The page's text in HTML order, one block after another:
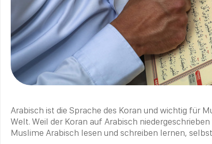
Arabisch ist die Sprache des Koran und wichtig für
Welt. Weil der Koran auf Arabisch
Muslime Arabisch lesen und schreiben lernen,